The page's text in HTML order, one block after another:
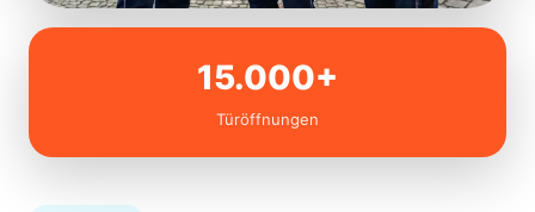
15.000+
Türöffnungen